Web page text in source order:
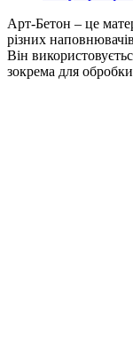
Арт-Бетон – це
різних
Він
зокрема для обробки